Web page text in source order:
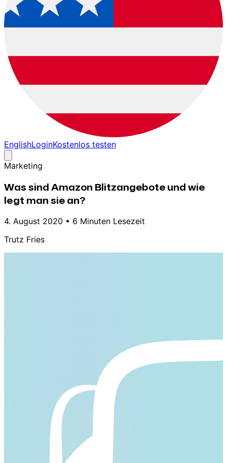
EnglishLoginKostenlos testen
Marketing
Was sind Amazon Blitzangebote und wie
legt man sie an?
4. August 2020 • 6 Minuten Lesezeit
Trutz Fries